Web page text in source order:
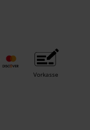
Vorkasse